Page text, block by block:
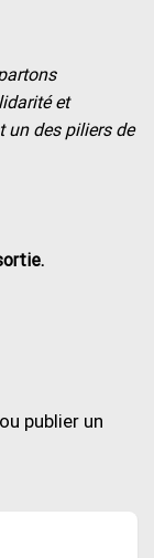
et
un des piliers de
publier un